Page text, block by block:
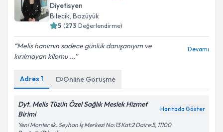
Diyetisyen
Bilecik, Bozüyük
5 (273 Değerlendirme)
Melis hanımın sadece günlük danışanıyım ve
kırılmayan kilomu ...
Devamı
Adres 1 Online Görüşme
Dyt. Melis Tüzün Özel Sağlık Meslek Hizmet
Birimi
Haritada Göster
Yeni Monter sk. Seyhan İş Merkezi No:13 Kat:2 Daire:5, 11100